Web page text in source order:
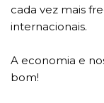
cada vez mais
internacionais.
A economia e
bom!